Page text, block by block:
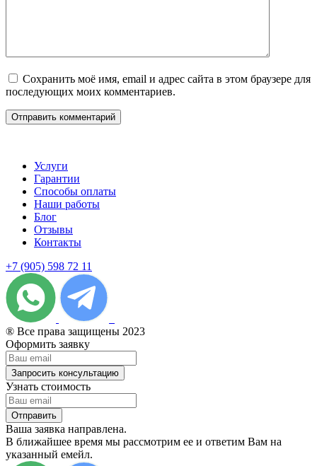
Сохранить моё имя, email и адрес сайта в этом браузере для
последующих моих комментариев.
Услуги
Гарантии
Способы оплаты
Наши работы
Блог
Отзывы
Контакты
+7 (905) 598 72 11
® Все права защищены 2023
Оформить заявку
Запросить консультацию
Узнать стоимость
Отправить
Ваша заявка направлена.
В ближайшее время мы рассмотрим ее и ответим Вам на
указанный емейл.